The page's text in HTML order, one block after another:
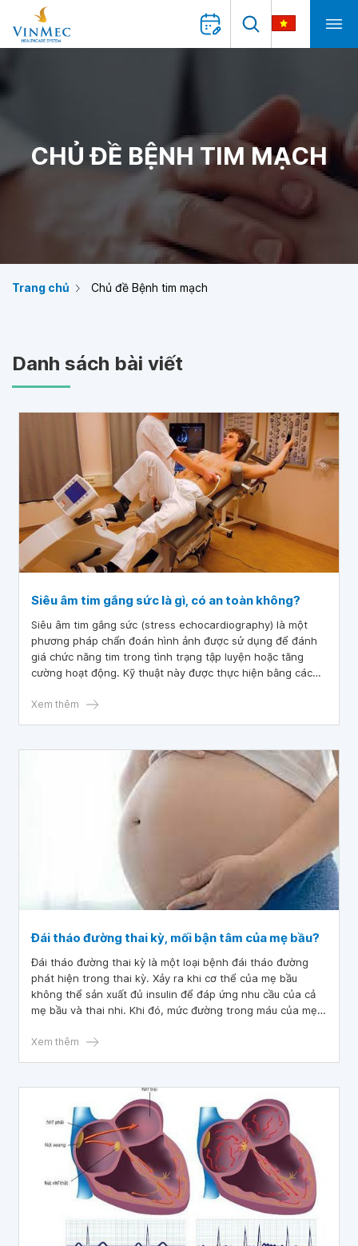
CHỦ ĐỀ BỆNH TIM MẠCH
Trang chủ Chủ đề Bệnh tim mạch
Danh sách bài viết
Siêu âm tim gắng sức là gì, có an toàn không?
Siêu âm tim gắng sức (stress echocardiography) là một
phương pháp chẩn đoán hình ảnh được sử dụng để đánh
giá chức năng tim trong tình trạng tập luyện hoặc tăng
cường hoạt động. Kỹ thuật này được thực hiện bằng cách
trên màn hình, trong khi bệnh nhân tập luyện hoặc được
Xem thêm
Đái tháo đường thai kỳ, mối bận tâm của mẹ bầu?
Đái tháo đường thai kỳ là một loại bệnh đái tháo đường
phát hiện trong thai kỳ. Xảy ra khi cơ thể của mẹ bầu
không thể sản xuất đủ insulin để đáp ứng nhu cầu của cả
mẹ bầu và thai nhi. Khi đó, mức đường trong máu của mẹ
mẹ bầu và thai nhi. Đái tháo đường thai kỳ là một bệnh
20% ở các nước đang phát triển. Nếu không được chẩn
đoán và điều trị kịp thời, có thể gây ra nhiều biến chứng
nguy hiểm cho mẹ bầu và thai nhi.
Xem thêm